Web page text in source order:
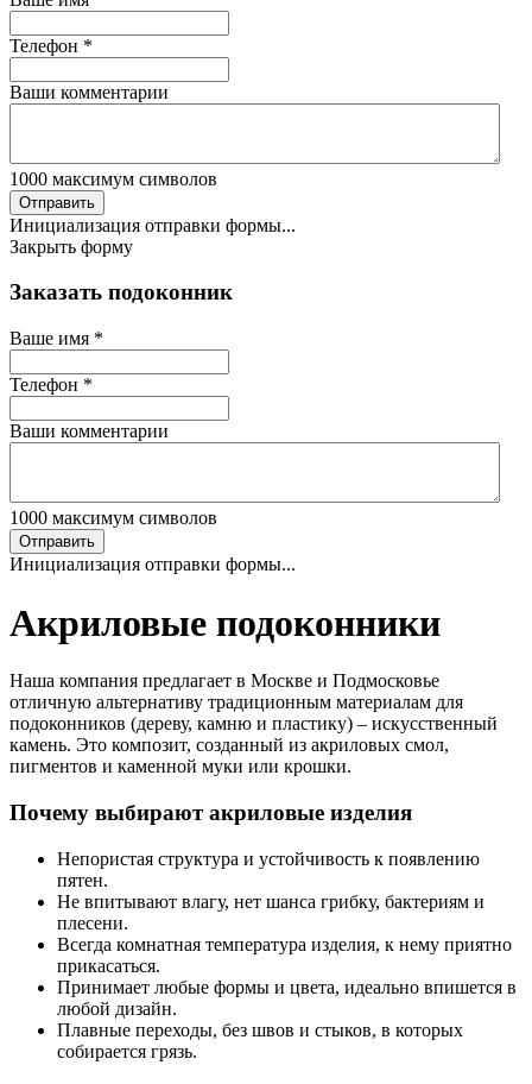
Телефон *
Ваши комментарии
1000 максимум символов
Отправить
Инициализация отправки формы...
Закрыть форму
Заказать подоконник
Ваше имя *
Телефон *
Ваши комментарии
1000 максимум символов
Отправить
Инициализация отправки формы...
Акриловые подоконники
Наша компания предлагает в Москве и Подмосковье
отличную альтернативу традиционным материалам для
подоконников (дереву, камню и пластику) – искусственный
камень. Это композит, созданный из акриловых смол,
пигментов и каменной муки или крошки.
Почему выбирают акриловые изделия
Непористая структура и устойчивость к появлению
пятен.
Не впитывают влагу, нет шанса грибку, бактериям и
плесени.
Всегда комнатная температура изделия, к нему приятно
прикасаться.
Принимает любые формы и цвета, идеально впишется в
любой дизайн.
Плавные переходы, без швов и стыков, в которых
собирается грязь.